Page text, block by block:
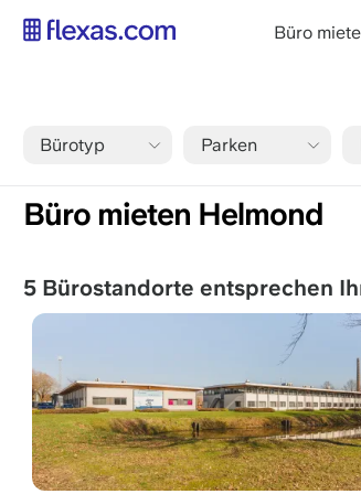
Direkt
zum
main
Büro
Pfadnavigation
Startseite Mieten Sie Büroräume helmond
Büro mieten Helmond
Bürotyp Parken
5 Bürostandorte entsprechen